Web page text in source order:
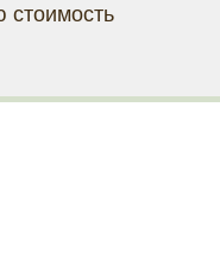
стоимость